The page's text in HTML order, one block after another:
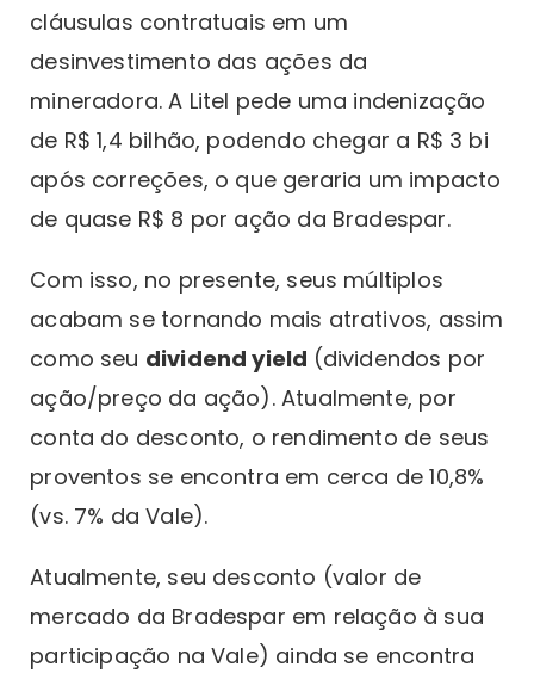
cláusulas contratuais em um
desinvestimento das ações da
mineradora. A Litel pede uma indenização
de R$ 1,4 bilhão, podendo chegar a R$ 3 bi
após correções, o que geraria um impacto
de quase R$ 8 por ação da Bradespar.
Com isso, no presente, seus múltiplos
acabam se tornando mais atrativos, assim
como seu dividend yield (dividendos por
ação/preço da ação). Atualmente, por
conta do desconto, o rendimento de seus
proventos se encontra em cerca de 10,8%
(vs. 7% da Vale).
Atualmente, seu desconto (valor de
mercado da Bradespar em relação à sua
participação na Vale) ainda se encontra